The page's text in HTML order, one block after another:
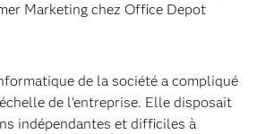
Marketing chez Office Depot
de la société a compliqué
de l'entreprise. Elle disposait
indépendantes et difficiles à